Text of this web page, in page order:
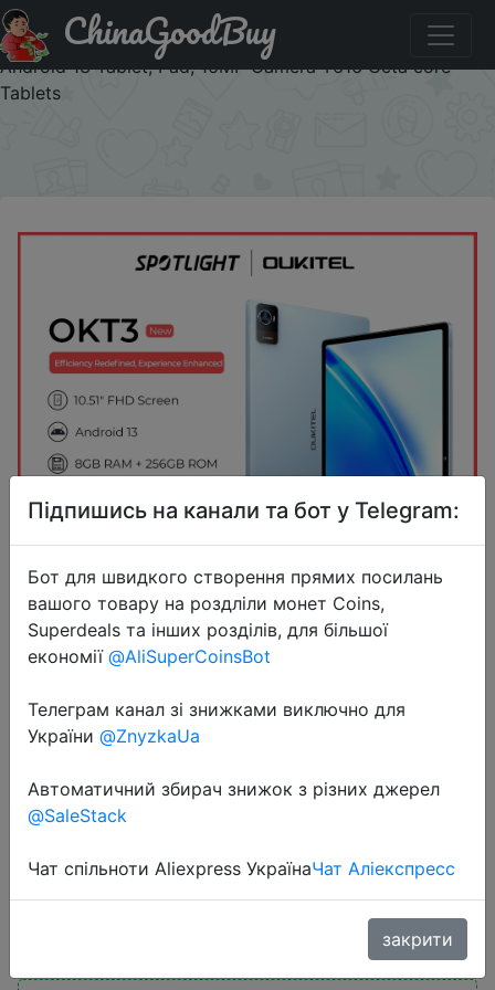
Купити по знижці 2MNCMELGOXJE [World Premiere]
Oukitel OKT3 Tablet 10.51" FHD, 8250mAh, 8GB 256GB,
Android 13 Tablet, Pad, 16MP Camera T616 Octa core
Tablets
ChinaGoodBuy
[World Premiere] Oukitel OKT3
Tablet 10.51" FHD, 8250mAh, 8GB
16MP Camera T616 Octa core
Tablets
$123.15
Підпишись на канали та бот у Telegram:
Бот для швидкого створення прямих посилань
вашого товару на роздліли монет Coins,
Superdeals та інших розділів, для більшої
економії @AliSuperCoinsBot
Телеграм канал зі знижками виключно для
України @ZnyzkaUa
Автоматичний збирач знижок з різних джерел
@SaleStack
Чат спільноти Aliexpress УкраїнаЧат Аліекспресс
закрити